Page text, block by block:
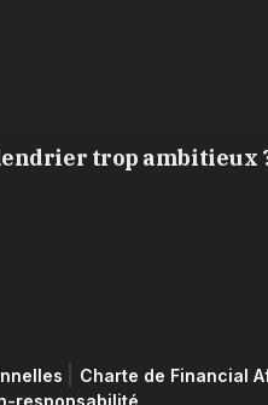
trop ambitieux
Charte de Financial
responsabilité